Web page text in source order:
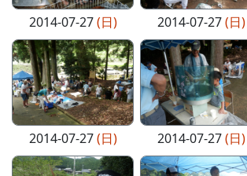
2014-07-27(日) 2014-07-27(日)
2014-07-27(日) 2014-07-27(日)